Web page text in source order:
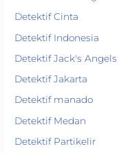
Detektif Cinta
Detektif Indonesia
Detektif Jack's Angels
Detektif Jakarta
Detektif manado
Detektif Medan
Detektif Partikelir